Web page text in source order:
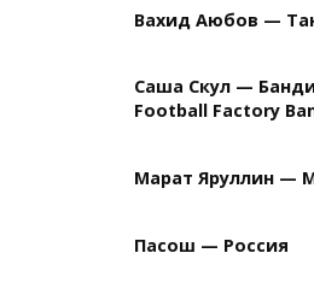
Вахид Аюбов —
Саша Скул —
Football Factory
Марат Яруллин —
Пасош — Россия